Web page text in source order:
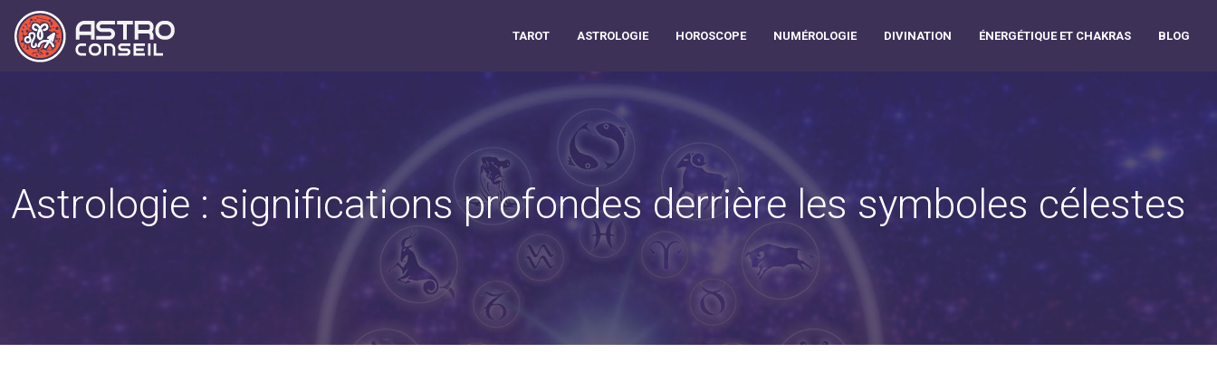
TAROT ASTROLOGIE HOROSCOPE NUMÉROLOGIE DIVINATION ÉNERGÉTIQUE ET CHAKRAS BLOG
Astrologie : significations profondes derrière les symboles célestes